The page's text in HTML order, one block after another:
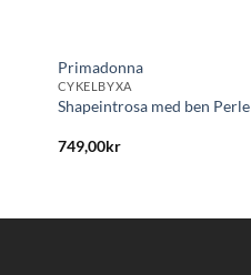
Primadonna
CYKELBYXA
Shapeintrosa med ben Perle
749,00kr